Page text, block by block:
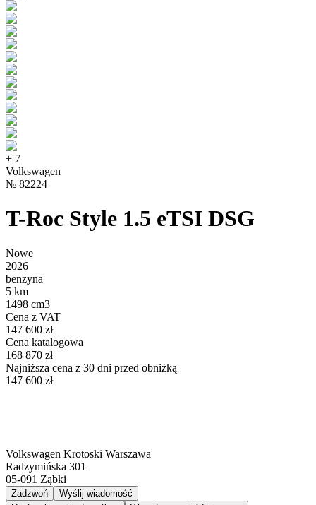
+ 7
Volkswagen
№ 82224
T-Roc Style 1.5 eTSI DSG
Nowe
2026
benzyna
5 km
1498 cm3
Cena z VAT
147 600 zł
Cena katalogowa
168 870 zł
Najniższa cena z 30 dni przed obniżką
147 600 zł
Volkswagen Krotoski Warszawa
Radzymińska 301
05-091 Ząbki
Zadzwoń
Wyślij wiadomość